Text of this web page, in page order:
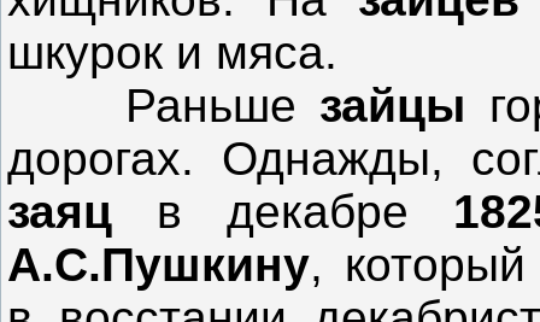
шкурок и мяса.
Раньше зайцы
дорогах. Однажды,
заяц в декабре
А.С.Пушкину, который